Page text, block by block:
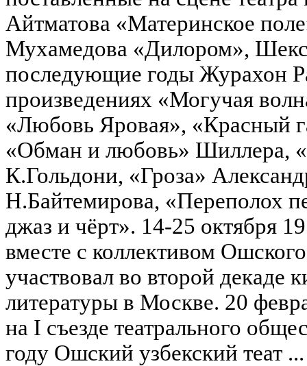
Айтматова «Материнское
Мухамедова «Дилором»,
последующие годы Журахон
произведениях «Могучая
«Любовь Яровая», «Красный
«Обман и любовь» Шиллера,
К.Гольдони, «Гроза»
Н.Байтемирова, «Переполох
джаз и чёрт». 14-25 октября
вместе с коллективом Ошского
участвовал во второй декаде
литературы в Москве. 20
на I съезде театрального
году Ошский узбекский теат